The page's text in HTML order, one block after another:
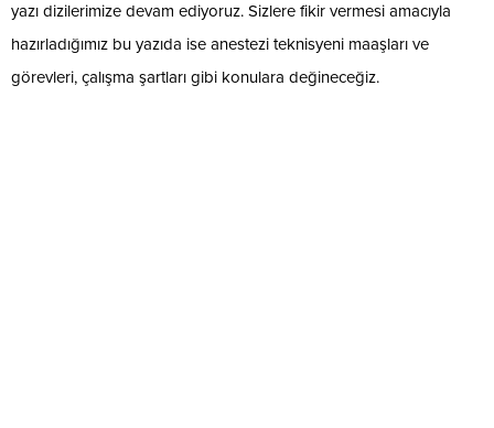
yazı dizilerimize devam ediyoruz. Sizlere fikir vermesi amacıyla
hazırladığımız bu yazıda ise anestezi teknisyeni maaşları ve
görevleri, çalışma şartları gibi konulara değineceğiz.